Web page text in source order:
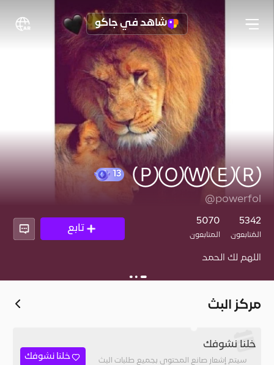
شاهد في جاكو
ⓅⓄⓌⒺⓇ
@powerfol
5342
المُتابعون
5070
المتابعون
تابع
اللهم لك الحمد
مركز البث
خلنا نشوفك
سيتم إشعار صانع المحتوى بجميع طلبات البث
خلنا نشوفك